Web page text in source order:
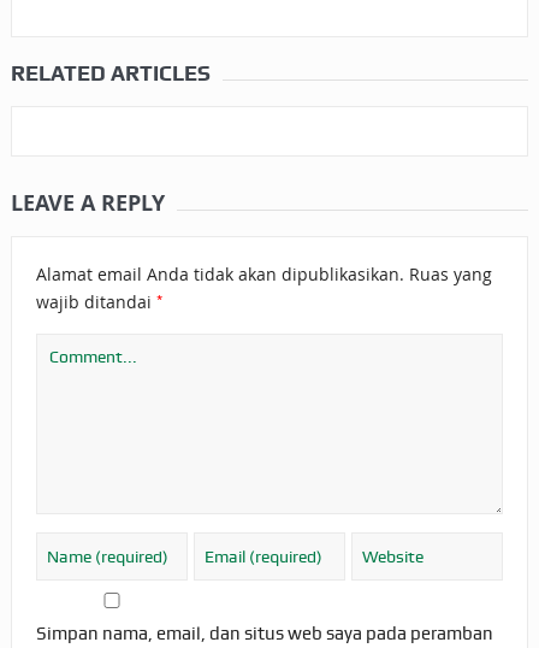
RELATED ARTICLES
LEAVE A REPLY
Alamat email Anda tidak akan dipublikasikan. Ruas yang
wajib ditandai *
Simpan nama, email, dan situs web saya pada peramban